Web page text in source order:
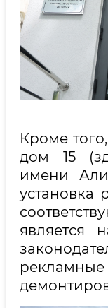
Кроме
дом 15
имени
установка
является